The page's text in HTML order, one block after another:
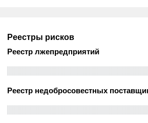
Реестры рисков
Реестр лжепредприятий
Реестр недобросовестных